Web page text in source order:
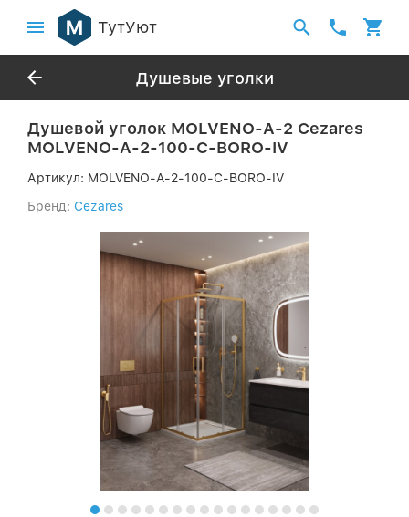
ТутУют
Душевые уголки
Душевой уголок MOLVENO-A-2 Cezares
MOLVENO-A-2-100-C-BORO-IV
Артикул: MOLVENO-A-2-100-C-BORO-IV
Бренд: Cezares